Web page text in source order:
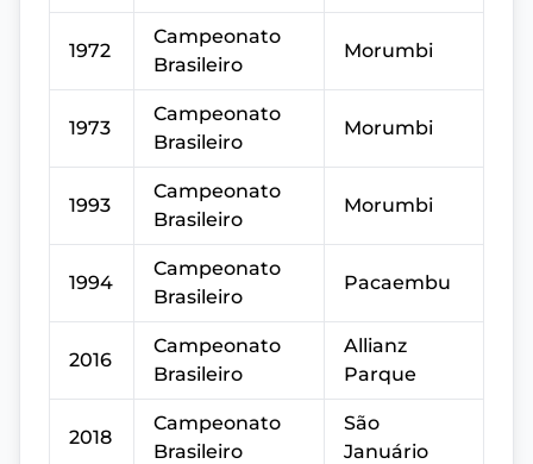
1972
Campeonato
Brasileiro
Morumbi
1973
Campeonato
Brasileiro
Morumbi
1993
Campeonato
Brasileiro
Morumbi
1994
Campeonato
Brasileiro
Pacaembu
2016
Campeonato
Brasileiro
Allianz
Parque
2018
Campeonato
Brasileiro
São
Januário